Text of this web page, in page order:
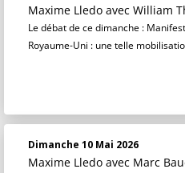
Maxime Lledo avec William
Le débat de ce dimanche :
Royaume-Uni : une telle
Dimanche 10 Mai 2026
Maxime Lledo avec Marc